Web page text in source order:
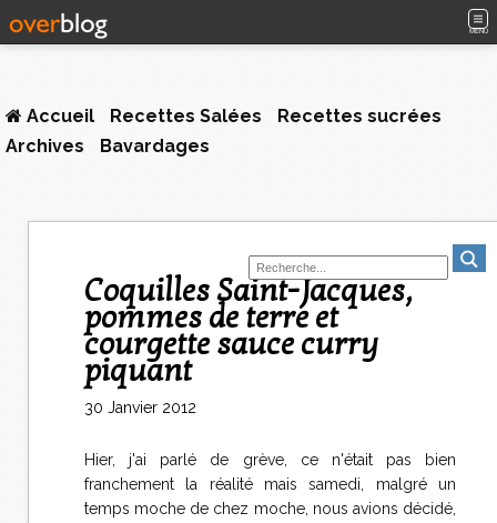
MENU
Accueil Recettes Salées
Recettes sucrées
Archives
Bavardages
Coquilles Saint-Jacques,
pommes de terre et
courgette sauce curry
piquant
30 Janvier 2012
Hier, j'ai parlé de grève, ce n'était pas bien
franchement la réalité mais samedi, malgré un
temps moche de chez moche, nous avions décidé,